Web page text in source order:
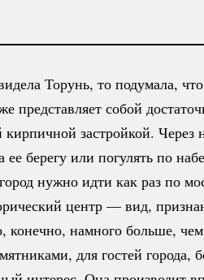
Торунь, то подумала,
представляет собой
кирпичной застройкой. Через
берегу или погулять по
нужно идти как раз по
центр — вид,
намного больше, чем
для гостей города,